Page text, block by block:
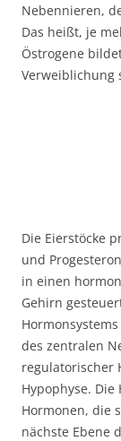
Nebennieren,
Das heißt, je
Östrogene
Verweiblichung
Die Eierstöcke
und
in einen
Gehirn
des zentralen
regulatorischer
Hypophyse.
Hormonen, die
nächste Ebene